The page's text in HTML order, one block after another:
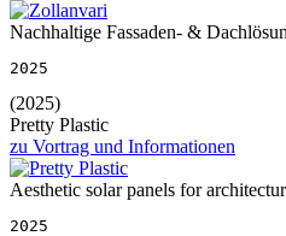
Nachhaltige Fassaden- &
2025
(2025)
Pretty Plastic
zu Vortrag und Informationen
Aesthetic solar panels for
2025